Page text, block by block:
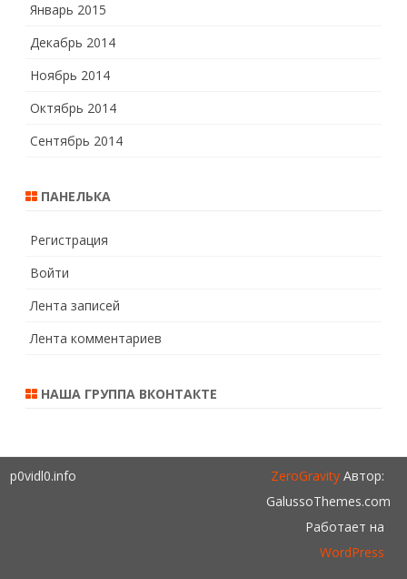
Январь 2015
Декабрь 2014
Ноябрь 2014
Октябрь 2014
Сентябрь 2014
ПАНЕЛЬКА
Регистрация
Войти
Лента записей
Лента комментариев
НАША ГРУППА ВКОНТАКТЕ
p0vidl0.info ZeroGravityАвтор:
GalussoThemes.com
Работает на
WordPress